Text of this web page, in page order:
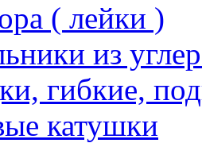
( лейки )
из
гибкие,
катушки